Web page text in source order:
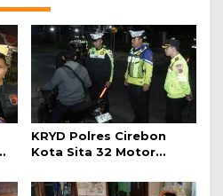
KRYD Polres Cirebon
Kota Sita 32 Motor